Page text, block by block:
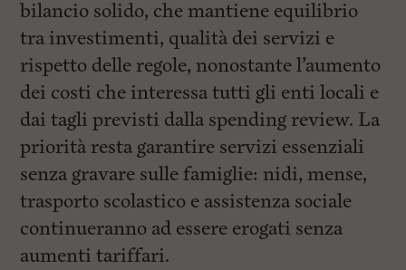
bilancio solido, che mantiene equilibrio
tra investimenti, qualità dei servizi e
rispetto delle regole, nonostante l’aumento
dei costi che interessa tutti gli enti locali e
dai tagli previsti dalla spending review. La
priorità resta garantire servizi essenziali
senza gravare sulle famiglie: nidi, mense,
trasporto scolastico e assistenza sociale
continueranno ad essere erogati senza
aumenti tariffari.